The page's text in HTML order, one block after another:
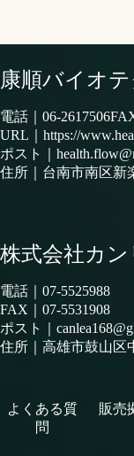
康順バイオ
電話｜ 06-2617506
URL｜ https://
ポスト｜
住所｜ 台南市南区新
株式会社カン
電話｜ 07-5525988
FAX｜07-5531908
ポスト｜
住所｜ 高雄市鼓山区
よくある質
問
販売